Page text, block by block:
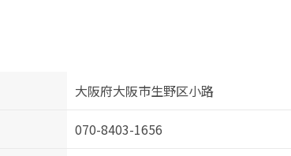
大阪府大阪市生野区小路
070-8403-1656